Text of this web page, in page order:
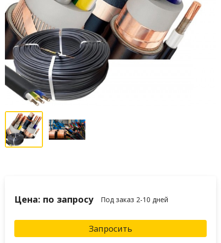
Цена: по запросу Под заказ 2-10 дней
Запросить